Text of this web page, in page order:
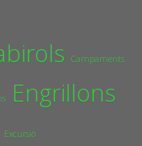
Campaments
Engrillons
Excursió